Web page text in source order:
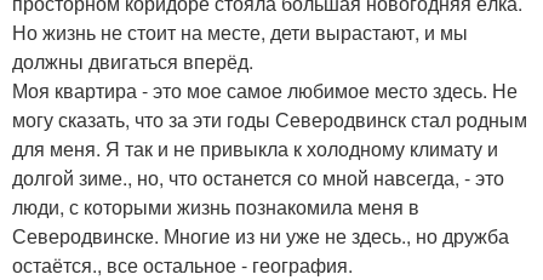
Но жизнь не стоит на месте, дети вырастают, и мы
должны двигаться вперёд.
Моя квартира - это мое самое любимое место здесь. Не
могу сказать, что за эти годы Северодвинск стал родным
для меня. Я так и не привыкла к холодному климату и
долгой зиме., но, что останется со мной навсегда, - это
люди, с которыми жизнь познакомила меня в
Северодвинске. Многие из ни уже не здесь., но дружба
остаётся., все остальное - география.